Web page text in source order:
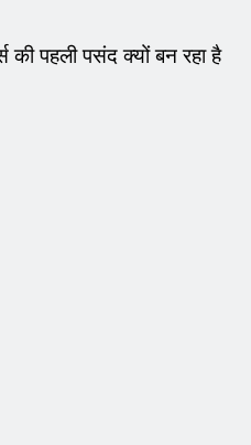
की पहली पसंद क्यों बन रहा है